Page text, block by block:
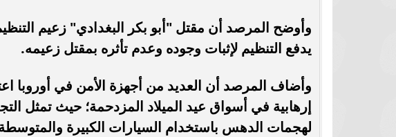
وأوضح المرصد أن مقتل "أبو بكر البغدادي" زعيم
يدفع التنظيم لإثبات وجوده وعدم تأثره بمقتل زعيمه.
وأضاف المرصد أن العديد من أجهزة الأمن في أوروبا
إرهابية في أسواق عيد الميلاد المزدحمة؛ حيث تمثل
لهجمات الدهس باستخدام السيارات الكبيرة